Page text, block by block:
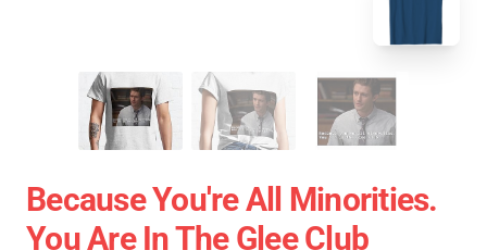
Because You're All Minorities.
You Are In The Glee Club